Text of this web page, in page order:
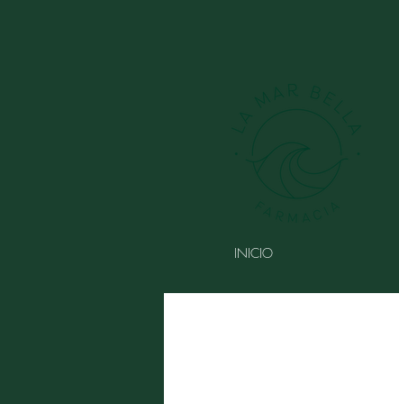
INICIO